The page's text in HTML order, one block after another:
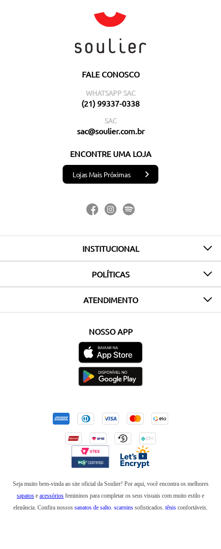
FALE CONOSCO
WHATSAPP SAC
(21) 99337-0338
SAC
sac@soulier.com.br
ENCONTRE UMA LOJA
Lojas Mais Próximas
INSTITUCIONAL
POLÍTICAS
ATENDIMENTO
NOSSO APP
Seja muito bem-vinda ao site oficial da Soulier! Por aqui, você encontra os melhores
sapatos e acessórios femininos para completar os seus visuais com muito estilo e
elegância. Confira nossos sapatos de salto, scarpins sofisticados, tênis confortáveis,